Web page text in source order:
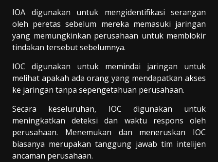
IOA digunakan untuk mengidentifikasi serangan
oleh peretas sebelum mereka memasuki jaringan
yang memungkinkan perusahaan untuk memblokir
tindakan tersebut sebelumnya.
IOC digunakan untuk memindai jaringan untuk
melihat apakah ada orang yang mendapatkan akses
ke jaringan tanpa sepengetahuan perusahaan.
Secara keseluruhan, IOC digunakan untuk
meningkatkan deteksi dan waktu respons oleh
perusahaan. Menemukan dan meneruskan IOC
biasanya merupakan tanggung jawab tim intelijen
ancaman perusahaan.